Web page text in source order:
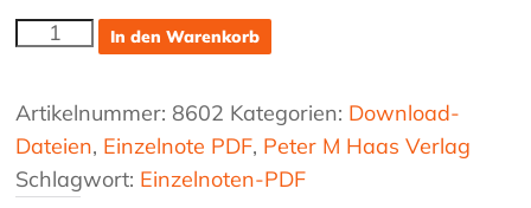
Over
Menge
In den Warenkorb
Artikelnummer: 8602 Kategorien: Download-
Dateien, Einzelnote PDF, Peter M Haas Verlag
Schlagwort: Einzelnoten-PDF